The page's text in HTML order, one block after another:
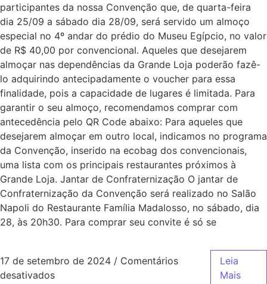
participantes da nossa Convenção que, de quarta-feira
dia 25/09 a sábado dia 28/09, será servido um almoço
especial no 4º andar do prédio do Museu Egípcio, no valor
de R$ 40,00 por convencional. Aqueles que desejarem
almoçar nas dependências da Grande Loja poderão fazê-
lo adquirindo antecipadamente o voucher para essa
finalidade, pois a capacidade de lugares é limitada. Para
garantir o seu almoço, recomendamos comprar com
antecedência pelo QR Code abaixo: Para aqueles que
desejarem almoçar em outro local, indicamos no programa
da Convenção, inserido na ecobag dos convencionais,
uma lista com os principais restaurantes próximos à
Grande Loja. Jantar de Confraternização O jantar de
Confraternização da Convenção será realizado no Salão
Napoli do Restaurante Família Madalosso, no sábado, dia
28, às 20h30. Para comprar seu convite é só se
17 de setembro de 2024 / Comentários
desativados
Leia
Mais